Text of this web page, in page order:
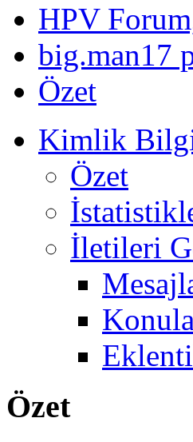
HPV
big.man17
Özet
Kimlik
Özet
İletileri
Özet